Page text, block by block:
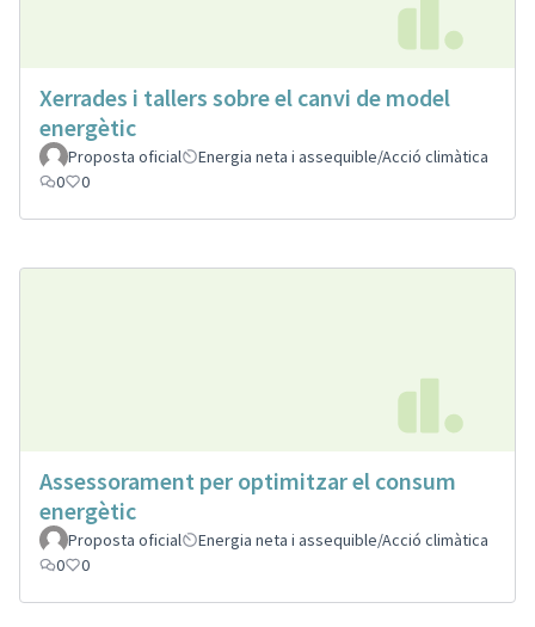
Xerrades i tallers sobre el canvi de model
energètic
Proposta oficial
Energia neta i assequible/Acció climàtica
0
0
Assessorament per optimitzar el consum
energètic
Proposta oficial
Energia neta i assequible/Acció climàtica
0
0